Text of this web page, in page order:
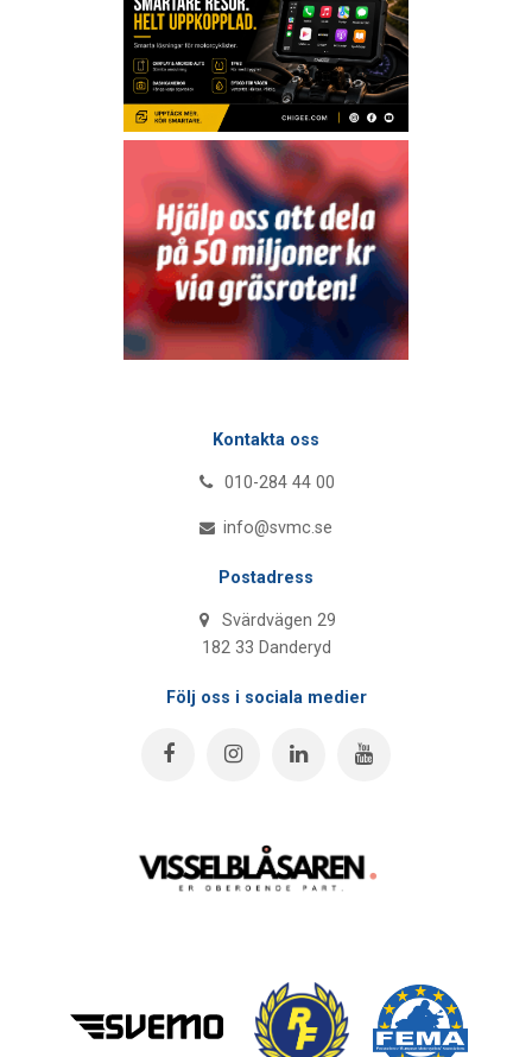
Kontakta oss
010-284 44 00
info@svmc.se
Postadress
Svärdvägen 29
182 33 Danderyd
Följ oss i sociala medier